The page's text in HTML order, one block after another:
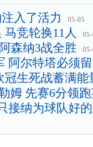
入了活力 05-05
竞轮换11人
森纳3战全胜
阿尔特塔必须
冠生死战蓄满能
姆 先赛6分领
接纳为球队好